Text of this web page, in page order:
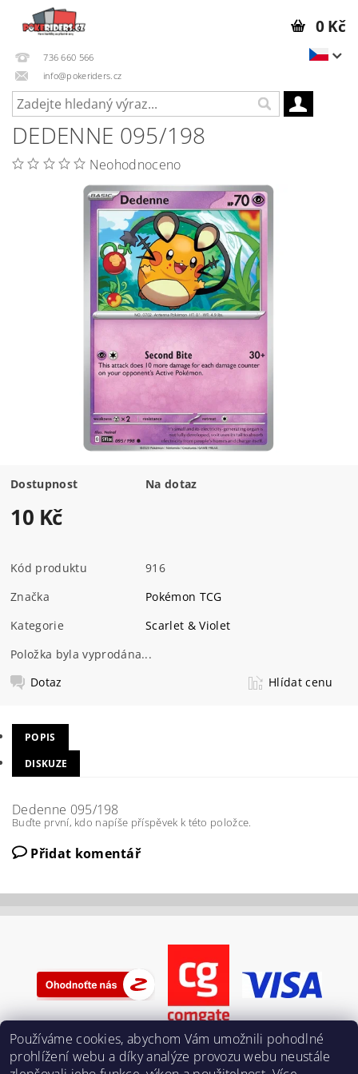
736 660 566
info@pokeriders.cz
0 Kč
DEDENNE 095/198
Neohodnoceno
Dostupnost Na dotaz
10 Kč
Kód produktu
916
Značka
Pokémon TCG
Kategorie
Scarlet & Violet
Položka byla vyprodána...
Dotaz
Hlídat cenu
POPIS
DISKUZE
Dedenne 095/198
Buďte první, kdo napíše příspěvek k této položce.
Přidat komentář
Používáme cookies, abychom Vám umožnili pohodlné
prohlížení webu a díky analýze provozu webu neustále